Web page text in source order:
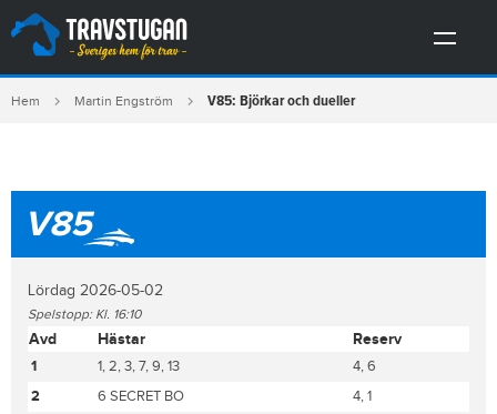
Hem Martin Engström V85: Björkar och dueller
V85
Lördag 2026-05-02
Spelstopp: Kl. 16:10
Avd Hästar Reserv
1 1, 2, 3, 7, 9, 13
4, 6
2
6 SECRET BO
4, 1